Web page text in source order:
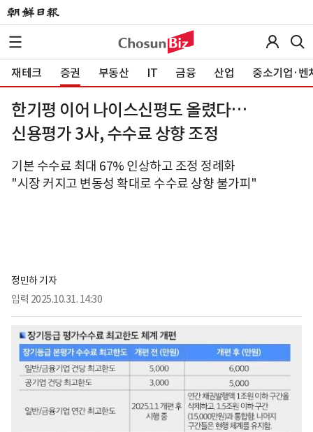
재테크 증권 부동산 IT 금융 산업 중소기업·벤
한기평 이어 나이스신평도 올렸다…
신용평가 3사, 수수료 상향 조정
기본 수수료 최대 67% 인상하고 조정 정례화
"시장 커지고 변동성 확대로 수수료 상향 불가피"
정민하 기자
입력 2025.10.31. 14:30